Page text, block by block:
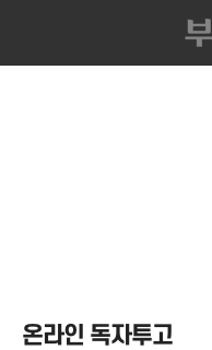
온라인 독자투고